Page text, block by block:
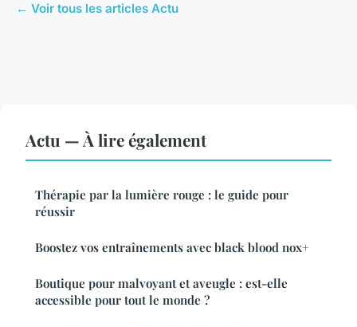
← Voir tous les articles Actu
Actu — À lire également
Thérapie par la lumière rouge : le guide pour
réussir
Boostez vos entraînements avec black blood nox+
Boutique pour malvoyant et aveugle : est-elle
accessible pour tout le monde ?